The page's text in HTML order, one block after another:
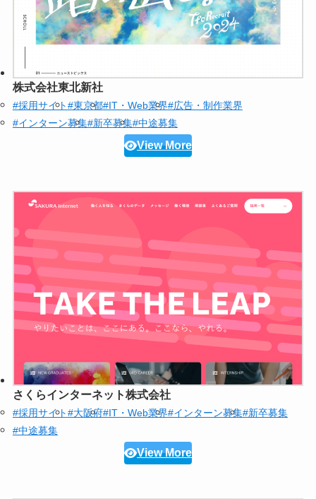
株式会社東北新社
#採用サイト#東京都#IT・Web業界#広告・制作業界
#インターン募集#新卒募集#中途募集
View More
さくらインターネット株式会社
#採用サイト#大阪府#IT・Web業界#インターン募集#新卒募集
#中途募集
View More